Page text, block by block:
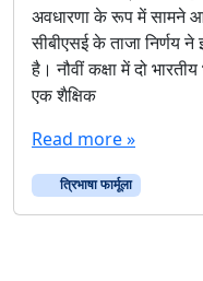
अवधारणा के रूप में सामने
सीबीएसई के ताजा निर्णय
है। नौवीं कक्षा में दो
एक शैक्षिक
Read more »
त्रिभाषा फार्मूला